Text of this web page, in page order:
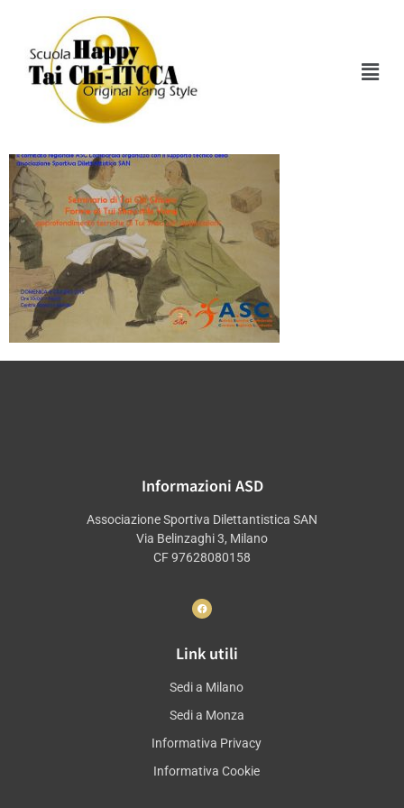
Tui_shou_paint
Copia
Informazioni ASD
Associazione Sportiva Dilettantistica SAN
Via Belinzaghi 3, Milano
CF 97628080158
Link utili
Sedi a Milano
Sedi a Monza
Informativa Privacy
Informativa Cookie